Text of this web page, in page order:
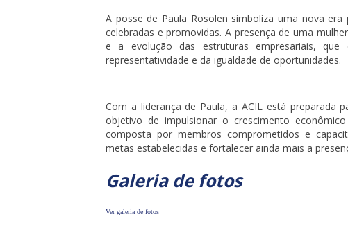
A posse de Paula Rosolen simboliza uma nova
celebradas e promovidas. A presença de uma
e a evolução das estruturas empresariais,
representatividade e da igualdade de oportunidades.
Com a liderança de Paula, a ACIL está preparada
objetivo de impulsionar o crescimento
composta por membros comprometidos e
metas estabelecidas e fortalecer ainda mais a
Galeria de fotos
Ver galeria de fotos